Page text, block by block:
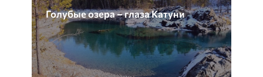
Голубые озера – глаза Катуни